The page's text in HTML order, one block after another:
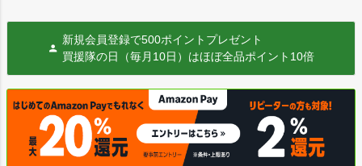
新規会員登録で500ポイントプレゼント
買援隊の日（毎月10日）はほぼ全品ポイント10倍